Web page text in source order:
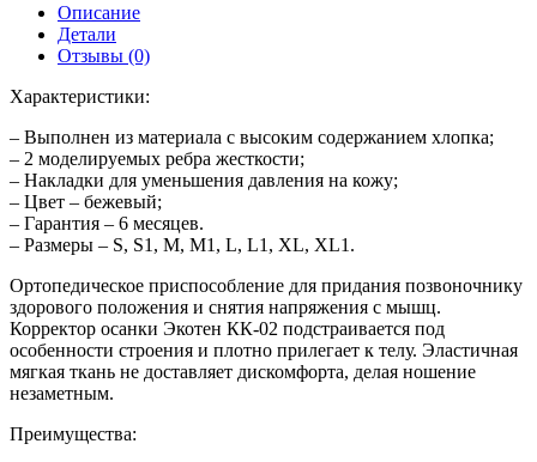
Описание
Детали
Отзывы (0)
Характеристики:
– Выполнен из материала с высоким содержанием хлопка;
– 2 моделируемых ребра жесткости;
– Накладки для уменьшения давления на кожу;
– Цвет – бежевый;
– Гарантия – 6 месяцев.
– Размеры – S, S1, M, M1, L, L1, XL, XL1.
Ортопедическое приспособление для придания позвоночнику
здорового положения и снятия напряжения с мышц.
Корректор осанки Экотен КК-02 подстраивается под
особенности строения и плотно прилегает к телу. Эластичная
мягкая ткань не доставляет дискомфорта, делая ношение
незаметным.
Преимущества: